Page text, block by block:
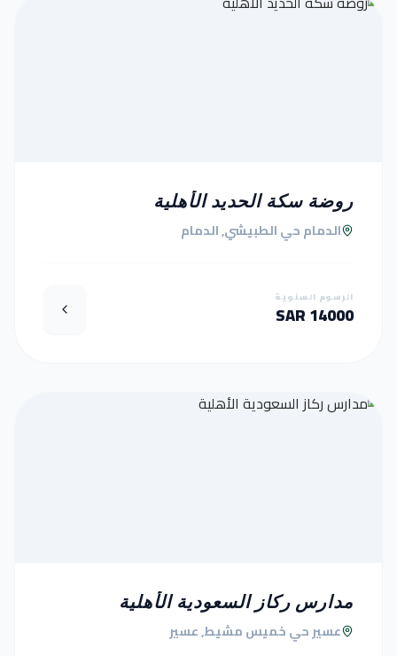
روضة سكة الحديد الأهلية
الدمام حي الطبيشي, الدمام
الرسوم السنوية
14000 SAR
مدارس ركاز السعودية الأهلية
عسير حي خميس مشيط, عسير